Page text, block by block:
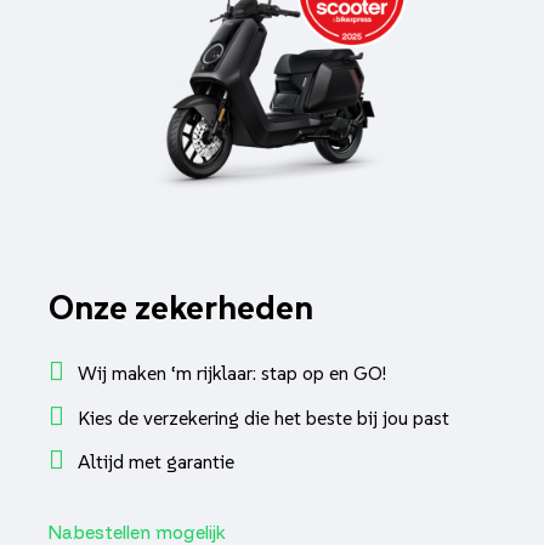
Onze zekerheden
Wij maken ‘m rijklaar: stap op en GO!
Kies de verzekering die het beste bij jou past
Altijd met garantie
Nabestellen mogelijk